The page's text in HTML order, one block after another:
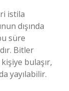
istila
dışında
süre
Bitler
bulaşır,
yayılabilir.